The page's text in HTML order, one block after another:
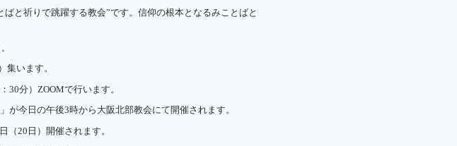
ばと祈りで跳躍する教会”です。信仰の根本となるみことばと
集います。
30分）ZOOMで行います。
が今日の午後3時から大阪北部教会にて開催されます。
（20日）開催されます。